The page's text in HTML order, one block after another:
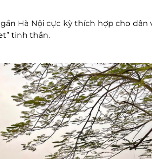
Hà Nội cực kỳ thích hợp cho dân
tinh thần.